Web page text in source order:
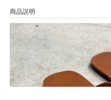
商品説明